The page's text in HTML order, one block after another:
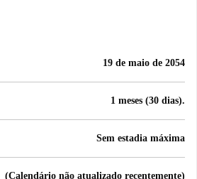
19 de maio de 2054
1 meses (30 dias).
Sem estadia máxima
(Calendário não atualizado recentemente)